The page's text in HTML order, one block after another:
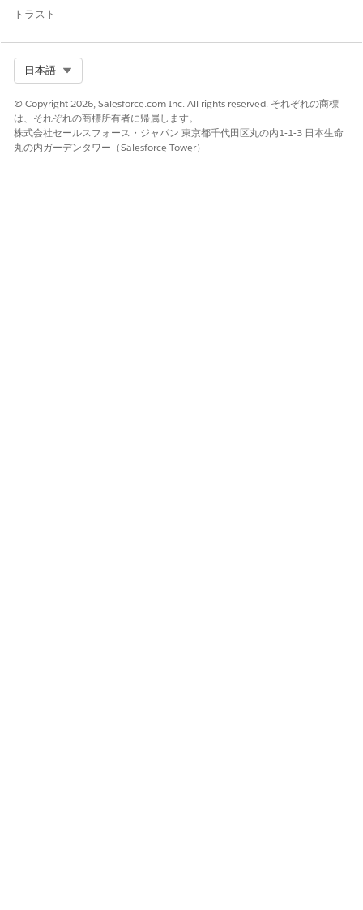
トラスト
日本語
© Copyright 2026, Salesforce.com Inc. All rights reserved. それぞれの商標
は、それぞれの商標所有者に帰属します。
株式会社セールスフォース・ジャパン 東京都千代田区丸の内1-1-3 日本生命
丸の内ガーデンタワー（Salesforce Tower）